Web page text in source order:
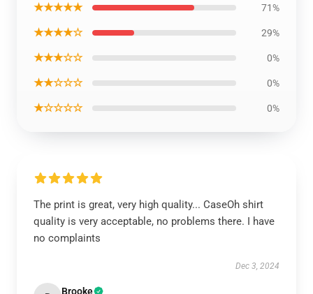
★★★★★ 71%
★★★★☆ 29%
★★★☆☆ 0%
★★☆☆☆ 0%
★☆☆☆☆ 0%
The print is great, very high quality... CaseOh shirt
quality is very acceptable, no problems there. I have
no complaints
Dec 3, 2024
Brooke